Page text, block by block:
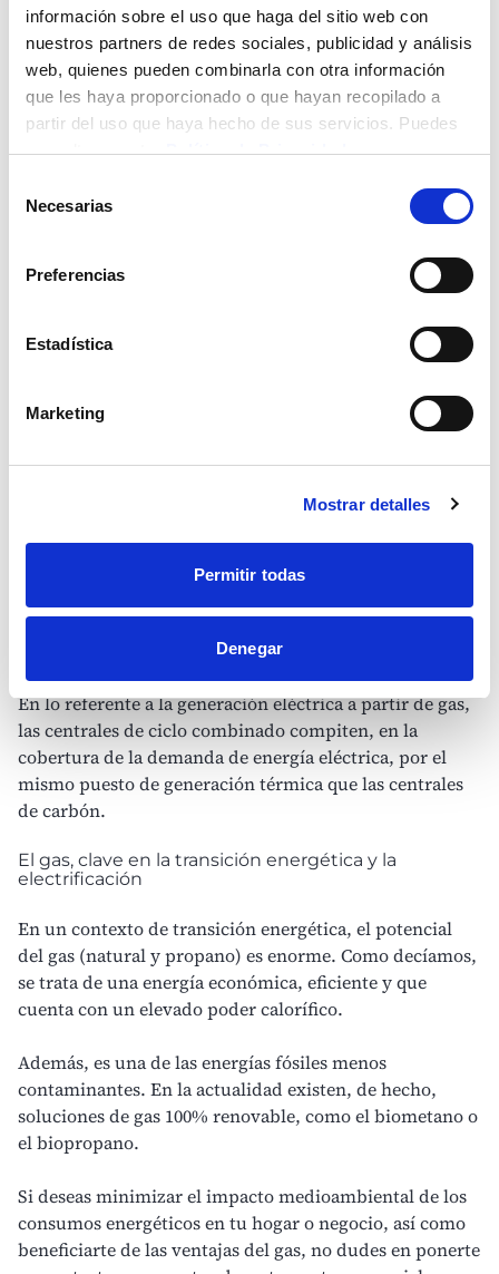
información sobre el uso que haga del sitio web con
nuestros partners de redes sociales, publicidad y análisis
web, quienes pueden combinarla con otra información
que les haya proporcionado o que hayan recopilado a
partir del uso que haya hecho de sus servicios. Puedes
consultar nuestraPolítica de Privacidad
Necesarias
Preferencias
Estadística
Marketing
Mostrar detalles
Permitir todas
Denegar
energética
es un instrumento de la
Administración que pretende servir de ayuda para
encauzar, racionalizar y facilitar la aplicación de la
el suministro energético en todo el territorio nacional,
en condiciones de competitividad y
En lo referente a la generación eléctrica a partir de gas,
las centrales de ciclo combinado compiten, en la
cobertura de la demanda de energía eléctrica, por el
mismo puesto de generación térmica que las centrales
de carbón.
El gas, clave en la transición energética y la
electrificación
En un contexto detransición energética, el potencial
del gas (natural y propano) es enorme. Como decíamos,
se trata de una energía económica, eficiente y que
cuenta con un elevadopoder calorífico.
Además, es una de las energías fósiles menos
contaminantes. En la actualidad existen, de hecho,
soluciones de gas 100% renovable, como elbiometanoo
elbiopropano.
Si deseas minimizar elimpacto medioambiental de los
consumos energéticosen tu hogar o negocio, así como
beneficiarte de las ventajas del gas, no dudes enponerte